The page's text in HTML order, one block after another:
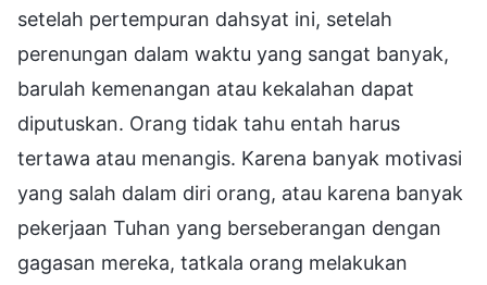
setelah pertempuran dahsyat ini, setelah
perenungan dalam waktu yang sangat banyak,
barulah kemenangan atau kekalahan dapat
diputuskan. Orang tidak tahu entah harus
tertawa atau menangis. Karena banyak motivasi
yang salah dalam diri orang, atau karena banyak
pekerjaan Tuhan yang berseberangan dengan
gagasan mereka, tatkala orang melakukan